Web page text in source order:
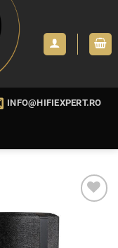
INFO@HIFIEXPERT.RO